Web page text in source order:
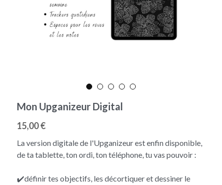
Mon Upganizeur Digital
15,00 €
La version digitale de l'Upganizeur est enfin disponible,
de ta tablette, ton ordi, ton téléphone, tu vas pouvoir :
✔️définir tes objectifs, les décortiquer et dessiner le